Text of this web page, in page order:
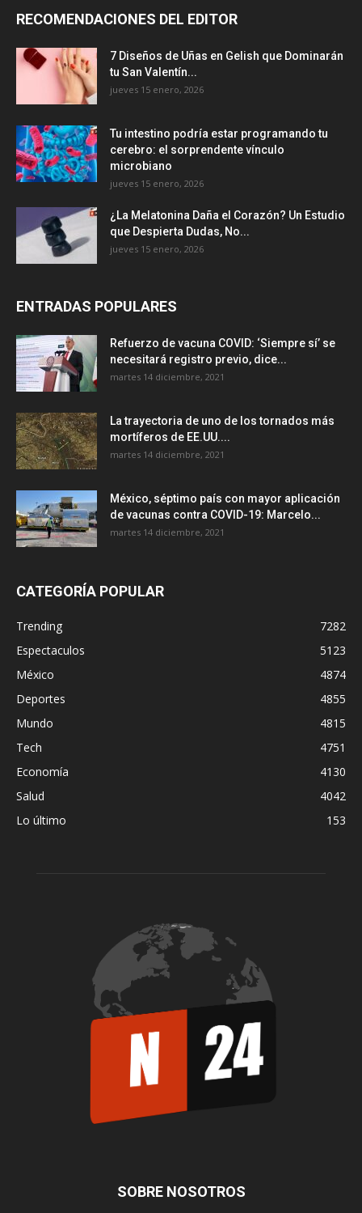
RECOMENDACIONES DEL EDITOR
7 Diseños de Uñas en Gelish que Dominarán
tu San Valentín...
jueves 15 enero, 2026
Tu intestino podría estar programando tu
cerebro: el sorprendente vínculo
microbiano
jueves 15 enero, 2026
¿La Melatonina Daña el Corazón? Un Estudio
que Despierta Dudas, No...
jueves 15 enero, 2026
ENTRADAS POPULARES
Refuerzo de vacuna COVID: ‘Siempre sí’ se
necesitará registro previo, dice...
martes 14 diciembre, 2021
La trayectoria de uno de los tornados más
mortíferos de EE.UU....
martes 14 diciembre, 2021
México, séptimo país con mayor aplicación
de vacunas contra COVID-19: Marcelo...
martes 14 diciembre, 2021
CATEGORÍA POPULAR
Trending
7282
Espectaculos
5123
México
4874
Deportes
4855
Mundo
4815
Tech
4751
Economía
4130
Salud
4042
Lo último
153
SOBRE NOSOTROS